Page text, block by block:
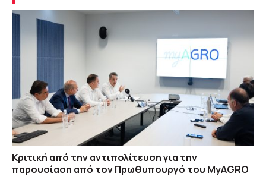
Κριτική από την αντιπολίτευση για την
παρουσίαση από τον Πρωθυπουργό του MyAGRO